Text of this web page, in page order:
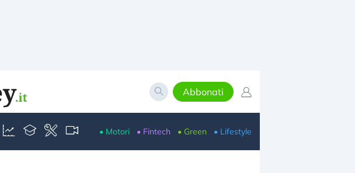
Abbonati
• Motori • Fintech • Green • Lifestyle